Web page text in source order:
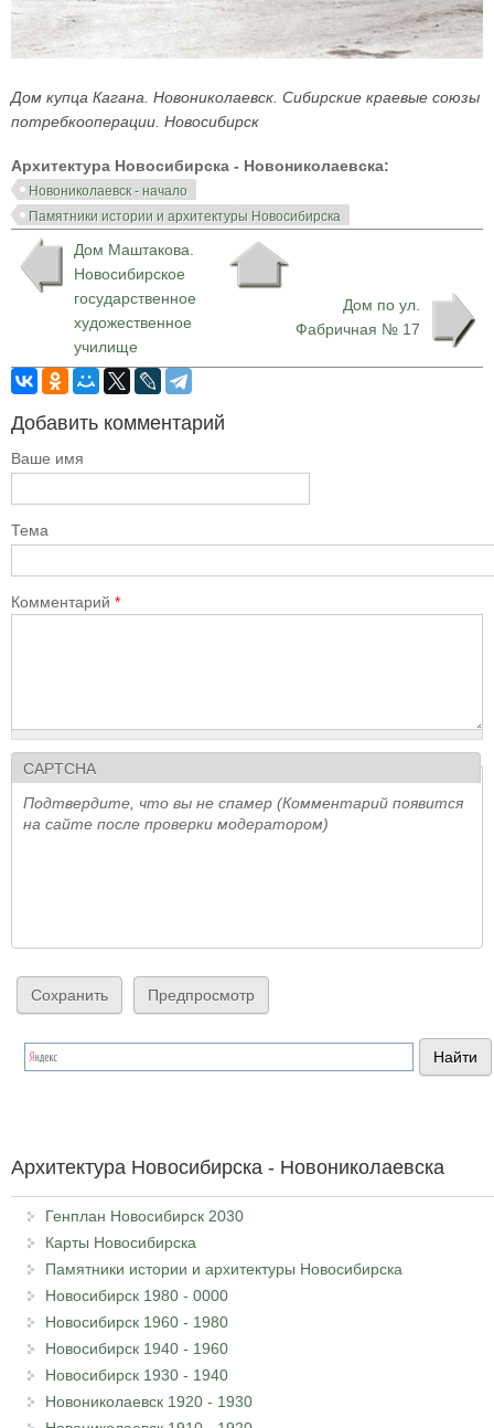
Дом купца Кагана. Новониколаевск. Сибирские краевые союзы
потребкооперации. Новосибирск
Архитектура Новосибирска - Новониколаевска:
Новониколаевск - начало
Памятники истории и архитектуры Новосибирска
Дом Маштакова.
Новосибирское
государственное
художественное
училище
Дом по ул.
Фабричная № 17
Добавить комментарий
Ваше имя
Тема
Комментарий *
CAPTCHA
Подтвердите, что вы не спамер (Комментарий появится
на сайте после проверки модератором)
Архитектура Новосибирска - Новониколаевска
Генплан Новосибирск 2030
Карты Новосибирска
Памятники истории и архитектуры Новосибирска
Новосибирск 1980 - 0000
Новосибирск 1960 - 1980
Новосибирск 1940 - 1960
Новосибирск 1930 - 1940
Новониколаевск 1920 - 1930